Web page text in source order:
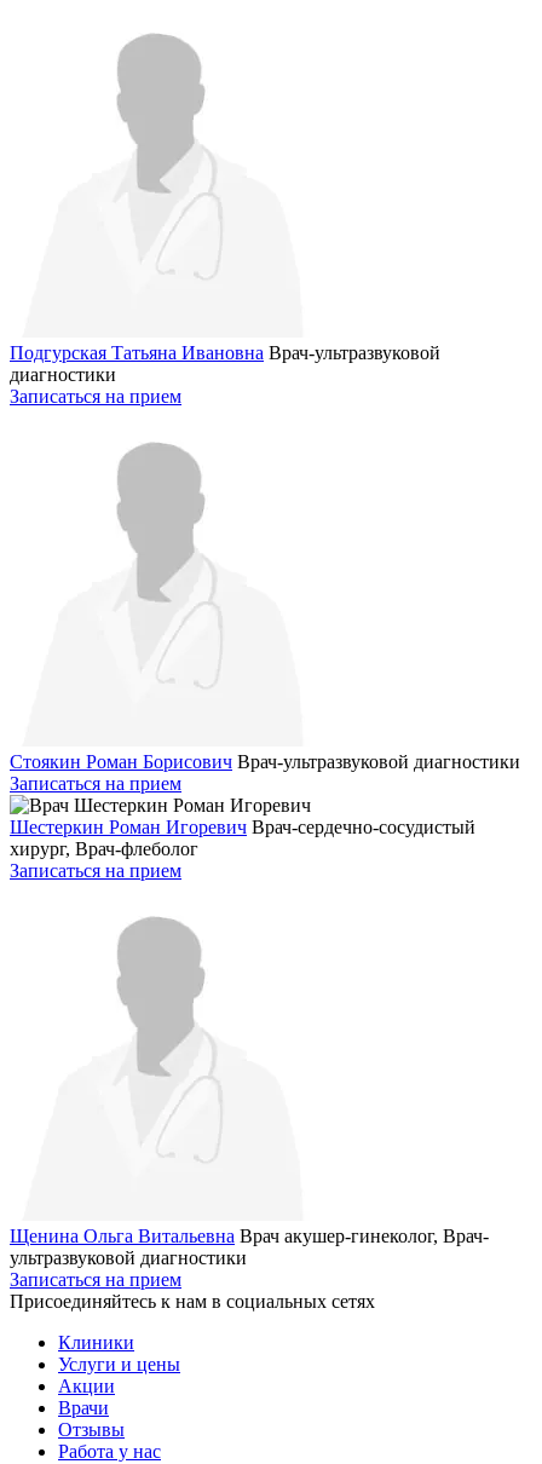
Подгурская Татьяна Ивановна Врач-ультразвуковой
диагностики
Записаться на прием
Стоякин Роман Борисович Врач-ультразвуковой диагностики
Записаться на прием
Шестеркин Роман Игоревич Врач-сердечно-сосудистый
хирург, Врач-флеболог
Записаться на прием
Щенина Ольга Витальевна Врач акушер-гинеколог, Врач-
ультразвуковой диагностики
Записаться на прием
Присоединяйтесь к нам в социальных сетях
Клиники
Услуги и цены
Акции
Врачи
Отзывы
Работа у нас